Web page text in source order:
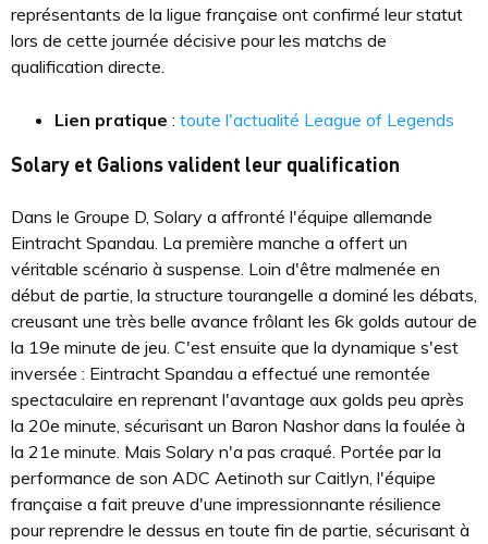
représentants de la ligue française ont confirmé leur statut
lors de cette journée décisive pour les matchs de
qualification directe.
Lien pratique : toute l'actualité League of Legends
Solary et Galions valident leur qualification
Dans le Groupe D, Solary a affronté l'équipe allemande
Eintracht Spandau. La première manche a offert un
véritable scénario à suspense. Loin d'être malmenée en
début de partie, la structure tourangelle a dominé les débats,
creusant une très belle avance frôlant les 6k golds autour de
la 19e minute de jeu. C'est ensuite que la dynamique s'est
inversée : Eintracht Spandau a effectué une remontée
spectaculaire en reprenant l'avantage aux golds peu après
la 20e minute, sécurisant un Baron Nashor dans la foulée à
la 21e minute. Mais Solary n'a pas craqué. Portée par la
performance de son ADC Aetinoth sur Caitlyn, l'équipe
française a fait preuve d'une impressionnante résilience
pour reprendre le dessus en toute fin de partie, sécurisant à